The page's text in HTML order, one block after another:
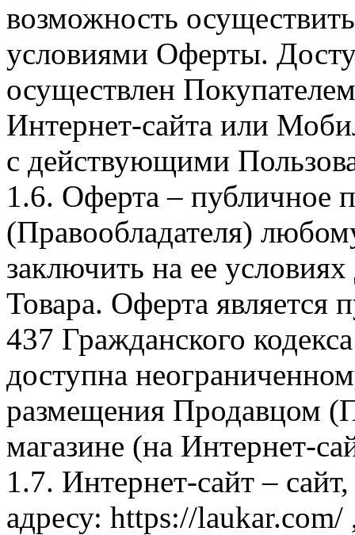
возможность
условиями Оферты.
осуществлен
Интернет-сайта или
с действующими
1.6. Оферта – публичное
(Правообладателя)
заключить на ее
Товара. Оферта является
437 Гражданского
доступна
размещения Продавцом
магазине (на Интернет-
1.7. Интернет-сайт –
адресу: https://laukar.com/